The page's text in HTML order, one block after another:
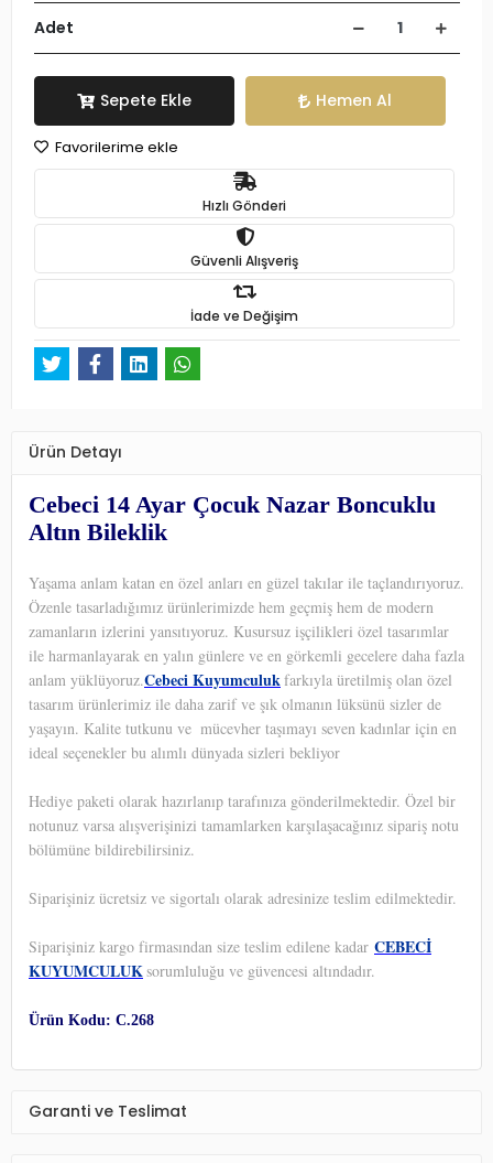
Adet
Sepete Ekle Hemen Al
Favorilerime ekle
Hızlı Gönderi
Güvenli Alışveriş
İade ve Değişim
Ürün Detayı
Cebeci 14 Ayar Çocuk Nazar Boncuklu
Altın Bileklik
Yaşama anlam katan en özel anları en güzel takılar ile taçlandırıyoruz.
Özenle tasarladığımız ürünlerimizde hem geçmiş hem de modern
zamanların izlerini yansıtıyoruz. Kusursuz işçilikleri özel tasarımlar
ile harmanlayarak en yalın günlere ve en görkemli gecelere daha fazla
anlam yüklüyoruz.Cebeci Kuyumculukfarkıyla üretilmiş olan özel
tasarım ürünlerimiz ile daha zarif ve şık olmanın lüksünü sizler de
yaşayın. Kalite tutkunu ve mücevher taşımayı seven kadınlar için en
ideal seçenekler bu alımlı dünyada sizleri bekliyor
Hediye paketi olarak hazırlanıp tarafınıza gönderilmektedir. Özel bir
notunuz varsa alışverişinizi tamamlarken karşılaşacağınız sipariş notu
bölümüne bildirebilirsiniz.
Siparişiniz ücretsiz ve sigortalı olarak adresinize teslim edilmektedir.
Siparişiniz kargo firmasından size teslim edilene kadar CEBECİ
KUYUMCULUKsorumluluğu ve güvencesi altındadır.
Ürün Kodu: C.268
Garanti ve Teslimat